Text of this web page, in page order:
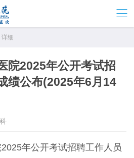
详细
院2025年公开考试招
绩公布(2025年6月14
年公开考试招聘工作人员